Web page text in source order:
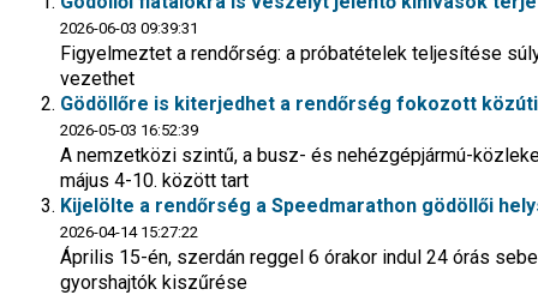
2026-06-03 09:39:31
Figyelmeztet a rendőrség: a próbatételek teljesítése
vezethet
Gödöllőre is kiterjedhet a rendőrség fokozott
2026-05-03 16:52:39
A nemzetközi szintű, a busz- és nehézgépjármú-
május 4-10. között tart
Kijelölte a rendőrség a Speedmarathon gödöllői
2026-04-14 15:27:22
Április 15-én, szerdán reggel 6 órakor indul 24 órás
gyorshajtók kiszűrése